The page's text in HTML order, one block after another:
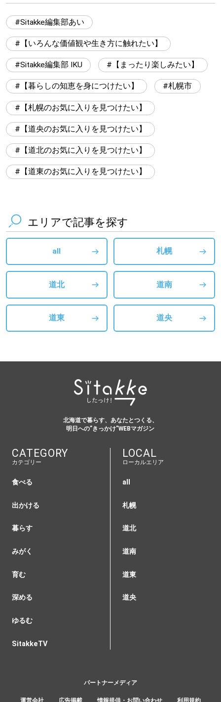
Sitakke編集部あい
【いろんな価値観や生き方に触れたい】
Sitakke編集部 IKU 【まったり楽しみたい】
【暮らしの知恵を身につけたい】 札幌市
【札幌のお気に入りを見つけたい】
【道央のお気に入りを見つけたい】
【道北のお気に入りを見つけたい】
【道東のお気に入りを見つけたい】
エリアで記事を探す
all 札幌
道北 道南
道東 道央
北海道で暮らす、あなたとつくる、
明日への”きっかけ”WEBマガジン
CATEGORY
カテゴリー
食べる
出かける
暮らす
みがく
育む
深める
ゆるむ
SitakkeTV
LOCAL
ローカルエリア
all
札幌
道北
道南
道東
道央
パートナーメディア